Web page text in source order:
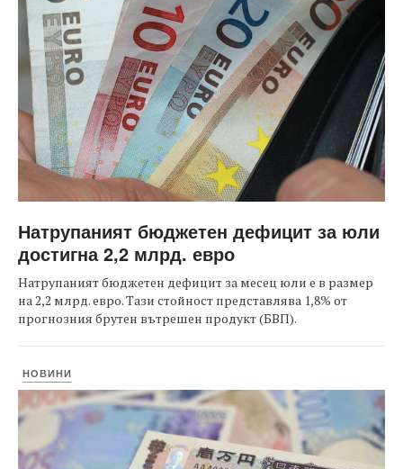
Натрупаният бюджетен дефицит за юли
достигна 2,2 млрд. евро
Натрупаният бюджетен дефицит за месец юли е в размер
на 2,2 млрд. евро. Тази стойност представлява 1,8% от
прогнозния брутен вътрешен продукт (БВП).
НОВИНИ